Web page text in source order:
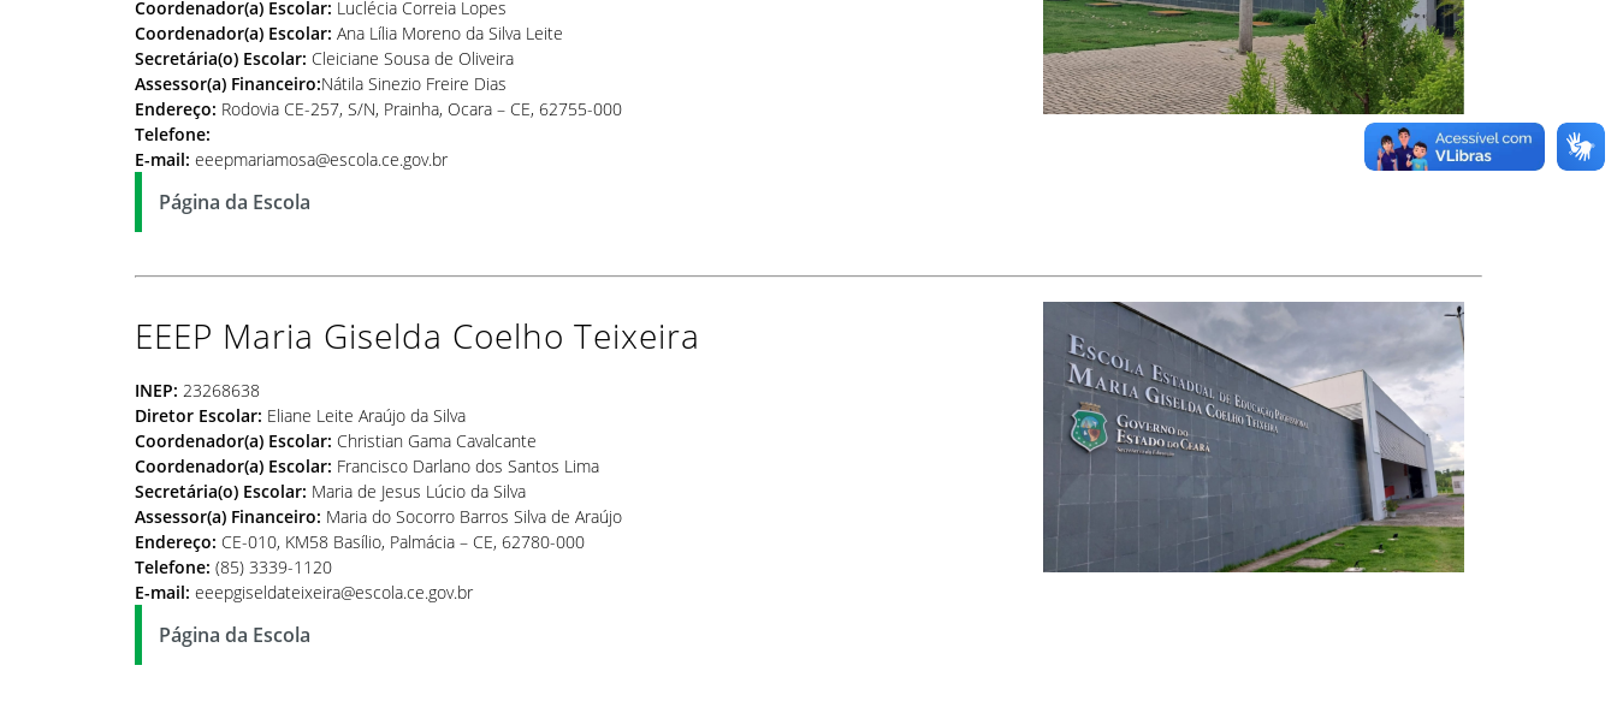
Coordenador(a) Escolar: Luclécia Correia Lopes
Coordenador(a) Escolar: Ana Lília Moreno da Silva Leite
Secretária(o) Escolar: Cleiciane Sousa de Oliveira
Assessor(a) Financeiro:Nátila Sinezio Freire Dias
Endereço: Rodovia CE-257, S/N, Prainha, Ocara – CE, 62755-000
Telefone:
E-mail: eeepmariamosa@escola.ce.gov.br
Página da Escola
EEEP Maria Giselda Coelho Teixeira
INEP: 23268638
Diretor Escolar: Eliane Leite Araújo da Silva
Coordenador(a) Escolar: Christian Gama Cavalcante
Coordenador(a) Escolar: Francisco Darlano dos Santos Lima
Secretária(o) Escolar: Maria de Jesus Lúcio da Silva
Assessor(a) Financeiro: Maria do Socorro Barros Silva de Araújo
Endereço: CE-010, KM58 Basílio, Palmácia – CE, 62780-000
Telefone: (85) 3339-1120
E-mail: eeepgiseldateixeira@escola.ce.gov.br
Página da Escola